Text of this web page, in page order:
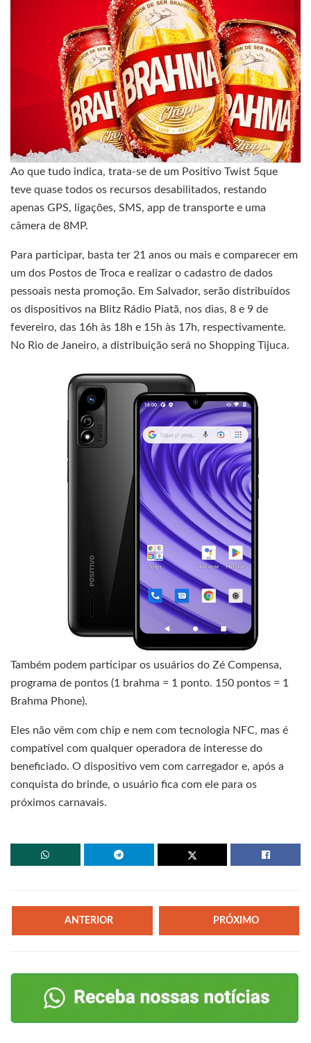
Ao que tudo indica, trata-se de um Positivo Twist 5que
teve quase todos os recursos desabilitados, restando
apenas GPS, ligações, SMS, app de transporte e uma
câmera de 8MP.
Para participar, basta ter 21 anos ou mais e comparecer em
um dos Postos de Troca e realizar o cadastro de dados
pessoais nesta promoção. Em Salvador, serão distribuídos
os dispositivos na Blitz Rádio Piatã, nos dias, 8 e 9 de
fevereiro, das 16h às 18h e 15h às 17h, respectivamente.
No Rio de Janeiro, a distribuição será no Shopping Tijuca.
Também podem participar os usuários do Zé Compensa,
programa de pontos (1 brahma = 1 ponto. 150 pontos = 1
Brahma Phone).
Eles não vêm com chip e nem com tecnologia NFC, mas é
compatível com qualquer operadora de interesse do
beneficiado. O dispositivo vem com carregador e, após a
conquista do brinde, o usuário fica com ele para os
próximos carnavais.
ANTERIOR PRÓXIMO